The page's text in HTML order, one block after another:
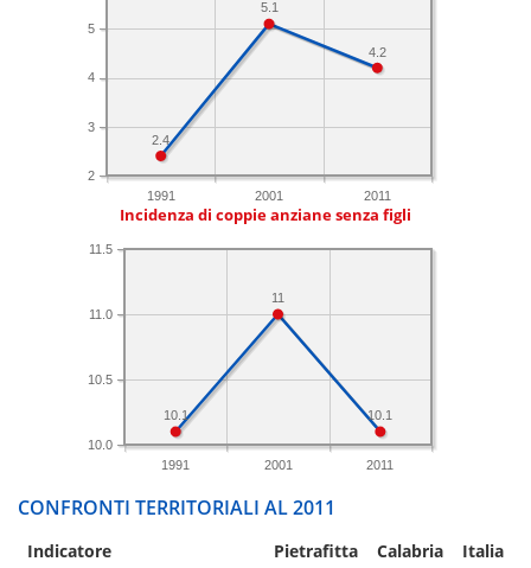
1991 2001 2011
2
3
4
5
4.2
5.1
2.4
Incidenza di coppie anziane senza figli
1991 2001 2011
10.0
10.5
11.0
11.5
10.1
11
10.1
CONFRONTI TERRITORIALI AL 2011
Indicatore Pietrafitta Calabria Italia